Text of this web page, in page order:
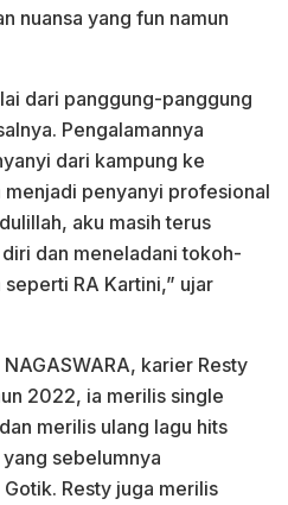
nuansa yang fun namun
dari panggung-panggung
Pengalamannya
dari kampung ke
penyanyi profesional
aku masih terus
dan meneladani tokoh-
RA Kartini,” ujar
karier Resty
2022, ia merilis single
merilis ulang lagu hits
sebelumnya
Resty juga merilis